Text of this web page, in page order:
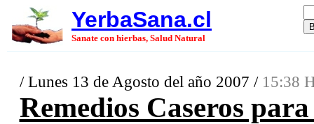
YerbaSana.cl
Sanate con hierbas, Salud Natural
/ Lunes 13 de Agosto del año 2007 / 15:38
Remedios Caseros